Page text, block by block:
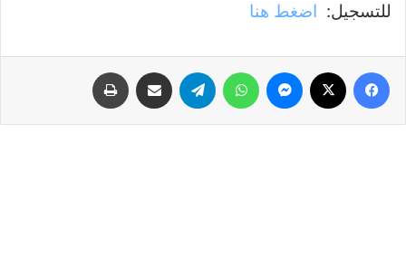
للتسجيل: اضغط هنا
فيسبوك ماسنجر واتساب تيلقرام مشاركة عبر البريد